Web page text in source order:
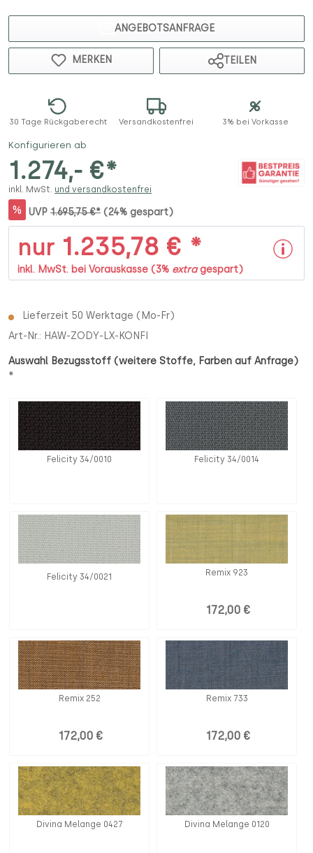
ANGEBOTSANFRAGE
MERKEN TEILEN
30 Tage Rückgaberecht Versandkostenfrei 3% bei Vorkasse
Konfigurieren ab
1.274,- €*
inkl. MwSt. und versandkostenfrei
% UVP 1.695,75 €* (24% gespart)
nur 1.235,78 € *
inkl. MwSt. bei Vorauskasse (3% extragespart)
Lieferzeit 50 Werktage (Mo-Fr)
Art-Nr.: HAW-ZODY-LX-KONFI
Auswahl Bezugsstoff (weitere Stoffe, Farben auf Anfrage)
*
Felicity 34/0010 Felicity 34/0014
Felicity 34/0021 Remix 923
172,00 €
Remix 252
172,00 €
Remix 733
172,00 €
Divina Melange 0427 Divina Melange 0120